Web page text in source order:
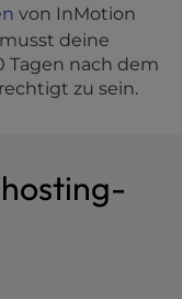
von InMotion
deine
Tagen nach dem
zu sein.